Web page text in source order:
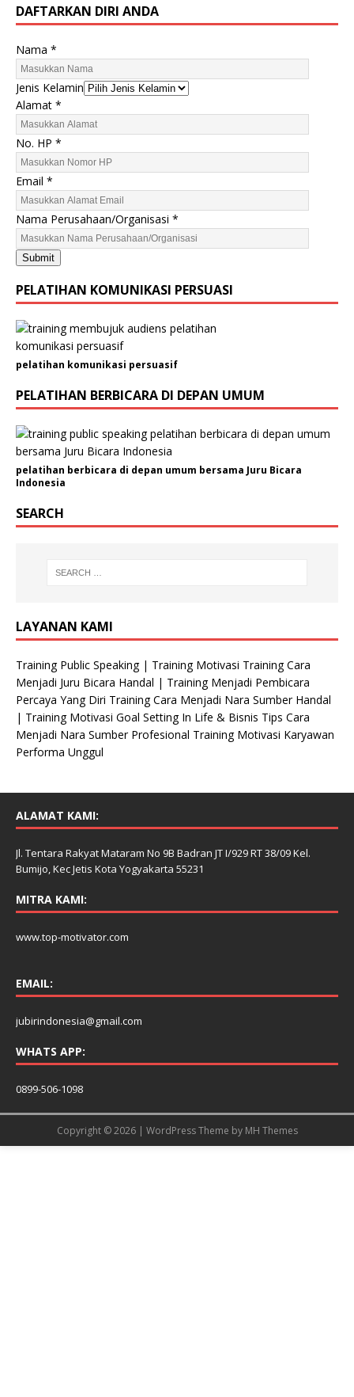
DAFTARKAN DIRI ANDA
Nama *
K
e
a
m
i
n
J
e
n
i
N
.
Jenis Kelamin
Alamat *
No. HP *
Email *
Nama Perusahaan/Organisasi *
Submit
PELATIHAN KOMUNIKASI PERSUASI
pelatihan komunikasi persuasif
PELATIHAN BERBICARA DI DEPAN UMUM
pelatihan berbicara di depan umum bersama Juru Bicara
Indonesia
SEARCH
LAYANAN KAMI
Training Public Speaking | Training Motivasi Training Cara
Menjadi Juru Bicara Handal | Training Menjadi Pembicara
Percaya Yang Diri Training Cara Menjadi Nara Sumber Handal
| Training Motivasi Goal Setting In Life & Bisnis Tips Cara
Menjadi Nara Sumber Profesional Training Motivasi Karyawan
Performa Unggul
ALAMAT KAMI:
Jl. Tentara Rakyat Mataram No 9B Badran JT I/929 RT 38/09 Kel.
Bumijo, Kec Jetis Kota Yogyakarta 55231
MITRA KAMI:
www.top-motivator.com
EMAIL:
jubirindonesia@gmail.com
WHATS APP:
0899-506-1098
Copyright © 2026 | WordPress Theme by MH Themes